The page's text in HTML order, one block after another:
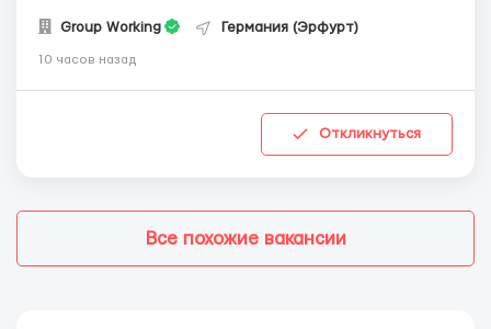
Group Working Германия (Эрфурт)
10 часов назад
Откликнуться
Все похожие вакансии